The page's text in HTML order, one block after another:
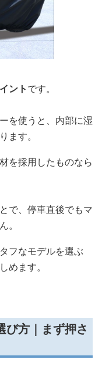
ントです。
を使うと、内部に湿
ます。
を採用したものなら
で、停車直後でもマ
。
フなモデルを選ぶ
めます。
び方｜まず押さ